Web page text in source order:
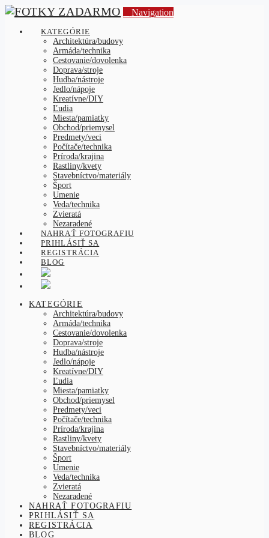
Navigation
KATEGÓRIE
Architektúra/budovy
Armáda/technika
Cestovanie/dovolenka
Doprava/stroje
Hudba/nástroje
Jedlo/nápoje
Kreatívne/DIY
Ľudia
Miesta/pamiatky
Obchod/priemysel
Predmety/veci
Počítače/technika
Príroda/krajina
Rastliny/kvety
Stavebníctvo/materiály
Šport
Umenie
Veda/technika
Zvieratá
Nezaradené
NAHRAŤ FOTOGRAFIU
PRIHLÁSIŤ SA
REGISTRÁCIA
BLOG
KATEGÓRIE
Architektúra/budovy
Armáda/technika
Cestovanie/dovolenka
Doprava/stroje
Hudba/nástroje
Jedlo/nápoje
Kreatívne/DIY
Ľudia
Miesta/pamiatky
Obchod/priemysel
Predmety/veci
Počítače/technika
Príroda/krajina
Rastliny/kvety
Stavebníctvo/materiály
Šport
Umenie
Veda/technika
Zvieratá
Nezaradené
NAHRAŤ FOTOGRAFIU
PRIHLÁSIŤ SA
REGISTRÁCIA
BLOG